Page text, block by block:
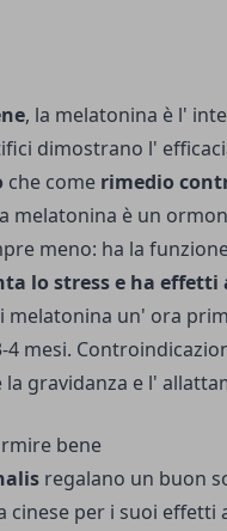
, la melatonina è l'
dimostrano l'
che come rimedio
melatonina è un
meno: ha la
lo stress e ha effetti
melatonina un' ora
mesi.
gravidanza e l'
bene
regalano un buon
cinese per i suoi effetti